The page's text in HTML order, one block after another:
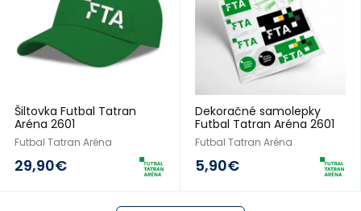
Šiltovka Futbal Tatran
Aréna 2601
Futbal Tatran Aréna
29,90€
Dekoračné samolepky
Futbal Tatran Aréna 2601
Futbal Tatran Aréna
5,90€